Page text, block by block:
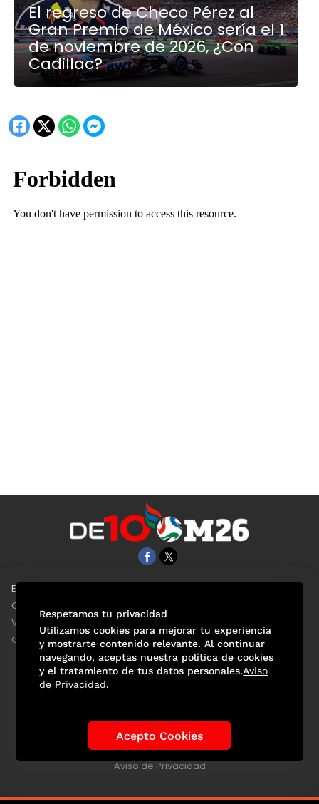
El regreso de Checo Pérez al
Gran Premio de México sería el 1
de noviembre de 2026, ¿Con
Cadillac?
EL UNIVERSAL
Clase
ViveUSA
Confabulario
Historia de los Mundiales Lo viral Anécdotas Mundialistas
Las Figuras Tendencias Directorio
Aviso de Privacidad
Respetamos tu privacidad
Utilizamos cookies para mejorar tu experiencia
y mostrarte contenido relevante. Al continuar
navegando, aceptas nuestra política de cookies
y el tratamiento de tus datos personales.Aviso
de Privacidad.
Acepto Cookies